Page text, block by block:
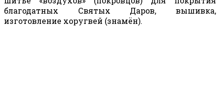
благодатных Святых Даров, вышивка,
изготовление хоругвей (знамён).